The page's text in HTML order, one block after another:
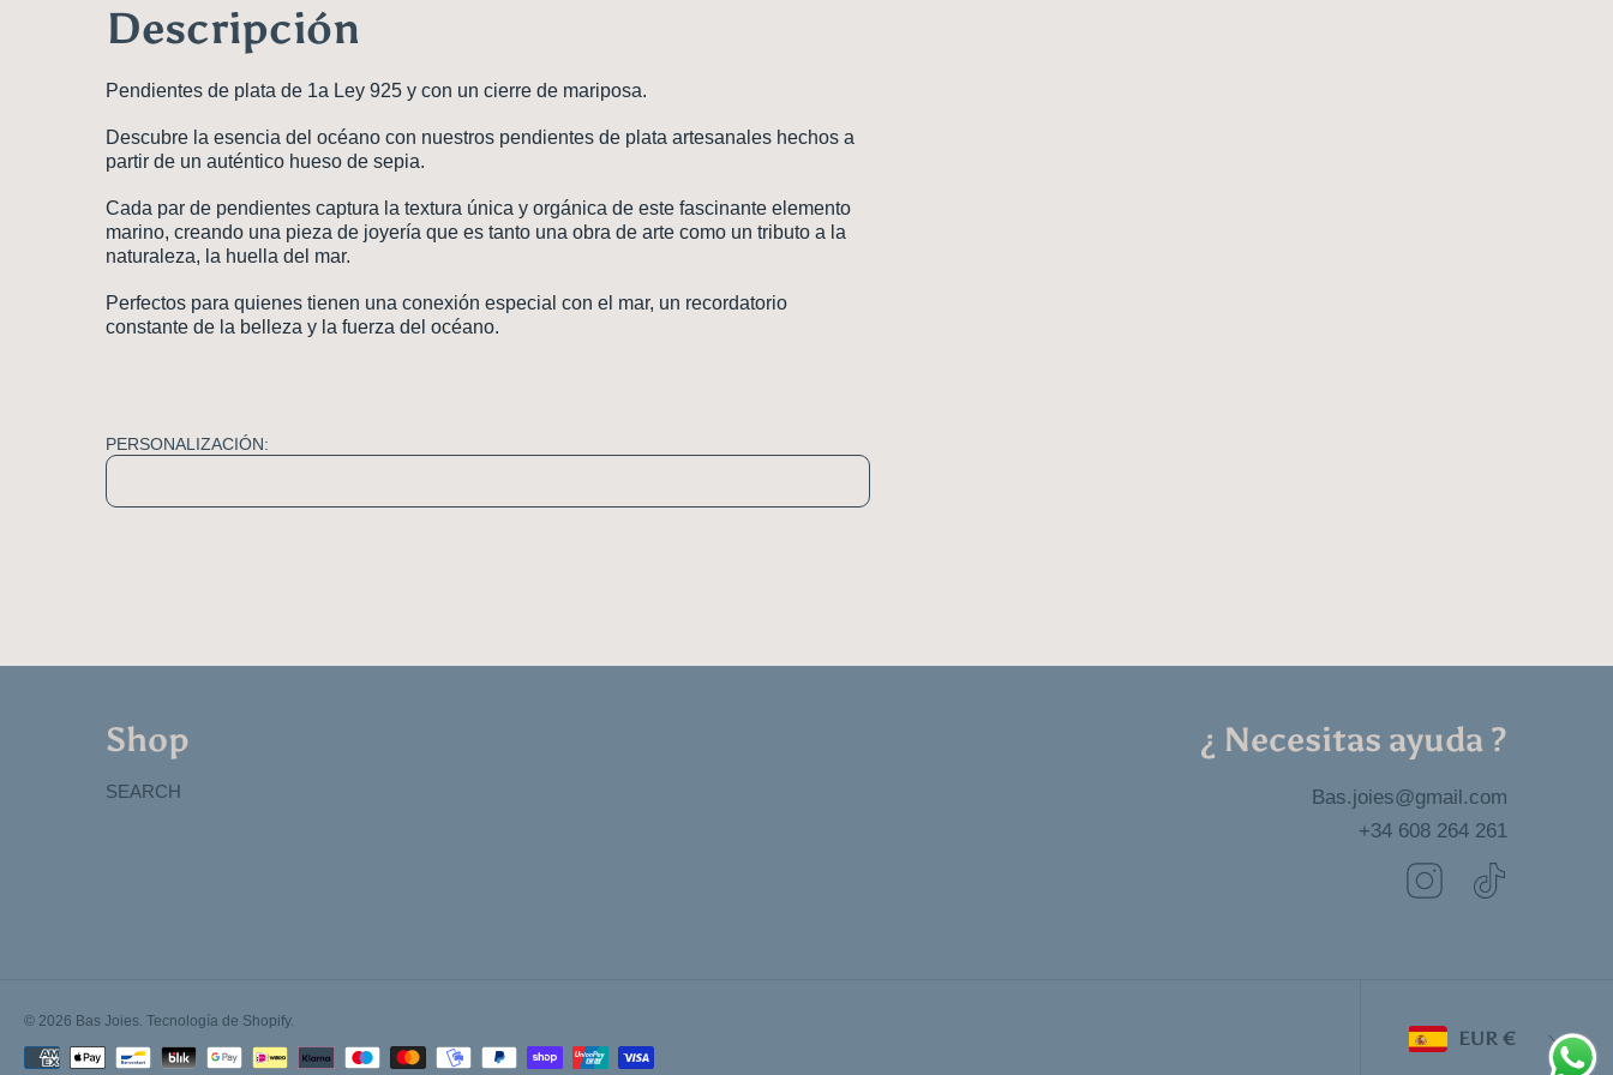
Descripción
Pendientes de plata de 1a Ley 925 y con un cierre de mariposa.
Descubre la esencia del océano con nuestros pendientes de plata artesanales hechos a
partir de un auténtico hueso de sepia.
Cada par de pendientes captura la textura única y orgánica de este fascinante elemento
marino, creando una pieza de joyería que es tanto una obra de arte como un tributo a la
naturaleza, la huella del mar.
Perfectos para quienes tienen una conexión especial con el mar, un recordatorio
constante de la belleza y la fuerza del océano.
PERSONALIZACIÓN:
Shop
SEARCH
¿ Necesitas ayuda ?
Bas.joies@gmail.com
+34 608 264 261
INSTAGRAM
© 2026 Bas Joies. Tecnología de Shopify.
Formas
EUR €